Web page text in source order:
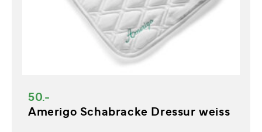
50.-
Amerigo Schabracke Dressur weiss